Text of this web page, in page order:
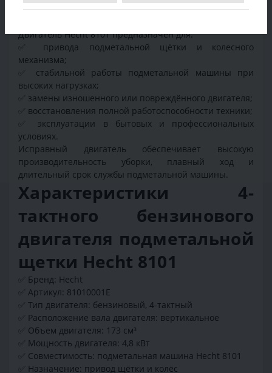
Двигатель Hecht 8101 предназначен для:
✅ привода подметальной щётки и колесного
механизма;
✅ стабильной работы подметальной машины при
высоких нагрузках;
✅ замены изношенного или повреждённого двигателя;
✅ восстановления полной работоспособности техники;
✅ эксплуатации в бытовых и профессиональных
условиях.
Исправный двигатель обеспечивает высокую
производительность уборки, плавный ход и
длительный срок службы подметальной машины.
Характеристики 4-
тактного бензинового
двигателя подметальной
щетки Hecht 8101
✅ Бренд: Hecht
✅ Артикул: 81010001E
✅ Тип двигателя: бензиновый, 4-тактный
✅ Расположение вала двигателя: вертикальное
✅ Объем двигателя: 173 см³
✅ Мощность двигателя: 4,8 кВт
✅ Совместимость: подметальная машина Hecht 8101
✅ Назначение: привод щётки и колёс